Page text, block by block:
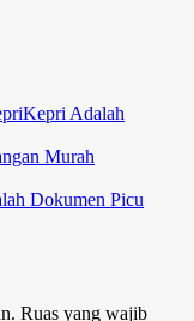
Kepri Adalah
Murah
Dokumen Picu
Ruas yang wajib